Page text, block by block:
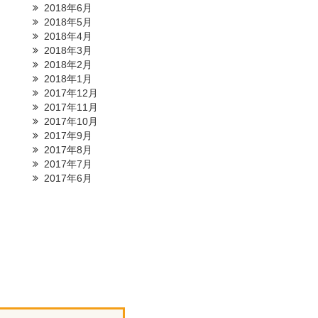
2018年6月
2018年5月
2018年4月
2018年3月
2018年2月
2018年1月
2017年12月
2017年11月
2017年10月
2017年9月
2017年8月
2017年7月
2017年6月